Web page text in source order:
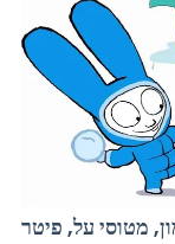
מטוסי על, פיטר